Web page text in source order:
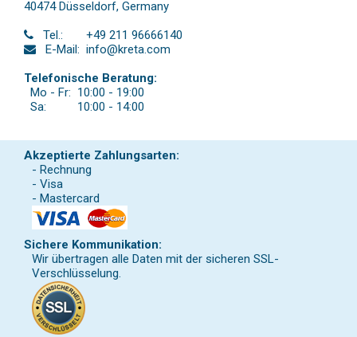
40474 Düsseldorf, Germany
Tel.:
+49 211 96666140
E-Mail: info@kreta.com
Telefonische Beratung:
Mo - Fr: 10:00 - 19:00
Sa:
10:00 - 14:00
Akzeptierte Zahlungsarten:
- Rechnung
- Visa
- Mastercard
Sichere Kommunikation:
Wir übertragen alle Daten mit der sicheren SSL-
Verschlüsselung.